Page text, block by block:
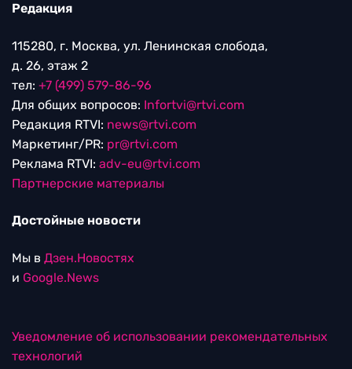
Редакция
115280, г. Москва, ул. Ленинская слобода,
д. 26, этаж 2
тел: +7 (499) 579-86-96
Для общих вопросов: Infortvi@rtvi.com
Редакция RTVI: news@rtvi.com
Маркетинг/PR: pr@rtvi.com
Реклама RTVI: adv-eu@rtvi.com
Партнерские материалы
Достойные новости
Мы в Дзен.Новостях
и Google.News
Уведомление об использовании рекомендательных
технологий